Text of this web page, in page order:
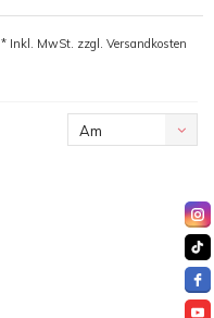
* Inkl. MwSt. zzgl. Versandkosten
Am